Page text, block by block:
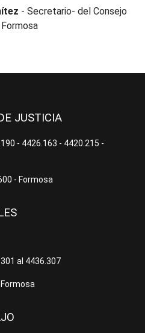
- Secretario- del Consejo
JUSTICIA
- 4426.163 - 4420.215 -
- Formosa
al 4436.307
Formosa